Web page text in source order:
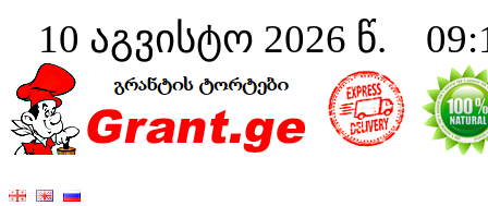
10 აგვისტო 2026 წ.